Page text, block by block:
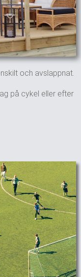
och avslappnat.
på cykel eller efter